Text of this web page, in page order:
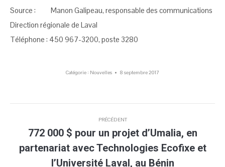
Source : Manon Galipeau, responsable des communications
Direction régionale de Laval
Téléphone : 450 967-3200, poste 3280
Catégorie : Nouvelles 8 septembre 2017
article
PRÉCÉDENT
Article
précédent
772 000 $ pour un projet d’Umalia, en
partenariat avec Technologies Ecofixe et
l’Université Laval, au Bénin